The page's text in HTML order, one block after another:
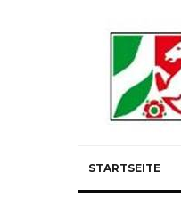
STARTSEITE